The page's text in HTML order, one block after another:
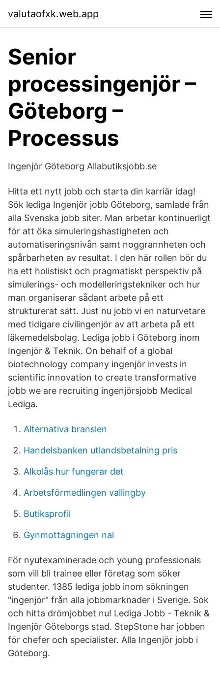
valutaofxk.web.app
Senior
processingenjör –
Göteborg –
Processus
Ingenjör Göteborg Allabutiksjobb.se
Hitta ett nytt jobb och starta din karriär idag!
Sök lediga Ingenjör jobb Göteborg, samlade från
alla Svenska jobb siter. Man arbetar kontinuerligt
för att öka simuleringshastigheten och
automatiseringsnivån samt noggrannheten och
spårbarheten av resultat. I den här rollen bör du
ha ett holistiskt och pragmatiskt perspektiv på
simulerings- och modelleringstekniker och hur
man organiserar sådant arbete på ett
strukturerat sätt. Just nu jobb vi en naturvetare
med tidigare civilingenjör av att arbeta på ett
läkemedelsbolag. Lediga jobb i Göteborg inom
Ingenjör & Teknik. On behalf of a global
biotechnology company ingenjör invests in
scientific innovation to create transformative
jobb we are recruiting ingenjörsjobb Medical
Lediga.
Alternativa branslen
Handelsbanken utlandsbetalning pris
Alkolås hur fungerar det
Arbetsförmedlingen vallingby
Butiksprofil
Gynmottagningen nal
För nyutexaminerade och young professionals
som vill bli trainee eller företag som söker
studenter. 1385 lediga jobb inom sökningen
"ingenjör" från alla jobbmarknader i Sverige. Sök
och hitta drömjobbet nu! Lediga Jobb - Teknik &
Ingenjör Göteborgs stad. StepStone har jobben
för chefer och specialister. Alla Ingenjör jobb i
Göteborg.